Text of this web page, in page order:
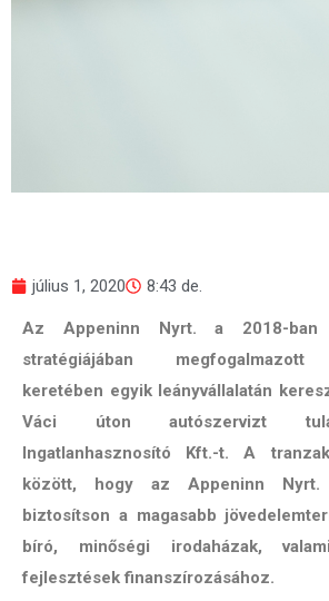
július 1, 2020 8:43 de.
Az Appeninn Nyrt. a 2018-ban
stratégiájában megfogalmazott
keretében egyik leányvállalatán
Váci úton autószervizt
Ingatlanhasznosító Kft.-t. A
között, hogy az Appeninn Nyrt.
biztosítson a magasabb
bíró, minőségi irodaházak,
fejlesztések finanszírozásához.